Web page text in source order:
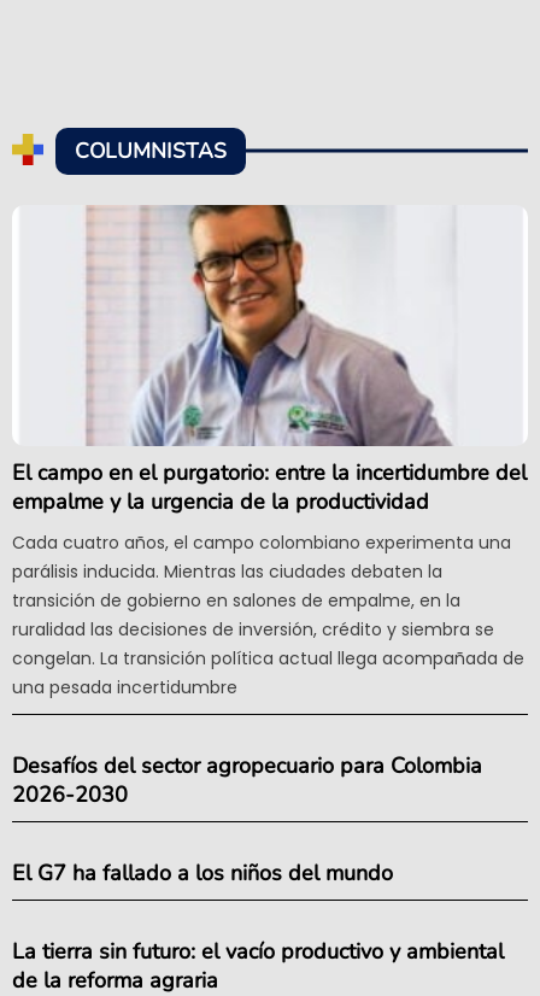
COLUMNISTAS
El campo en el purgatorio: entre la incertidumbre del
empalme y la urgencia de la productividad
Cada cuatro años, el campo colombiano experimenta una
parálisis inducida. Mientras las ciudades debaten la
transición de gobierno en salones de empalme, en la
ruralidad las decisiones de inversión, crédito y siembra se
congelan. La transición política actual llega acompañada de
una pesada incertidumbre
Desafíos del sector agropecuario para Colombia
2026-2030
El G7 ha fallado a los niños del mundo
La tierra sin futuro: el vacío productivo y ambiental
de la reforma agraria